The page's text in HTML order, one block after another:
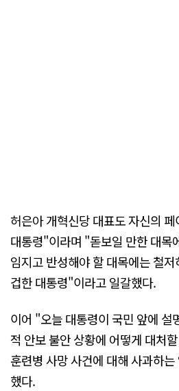
허은아 개혁신당 대표도 자신의
대통령"이라며 "돋보일 만한 대목
임지고 반성해야 할 대목에는 철
겁한 대통령"이라고 일갈했다.
이어 "오늘 대통령이 국민 앞에 설
적 안보 불안 상황에 어떻게 대처
훈련병 사망 사건에 대해 사과하
했다.